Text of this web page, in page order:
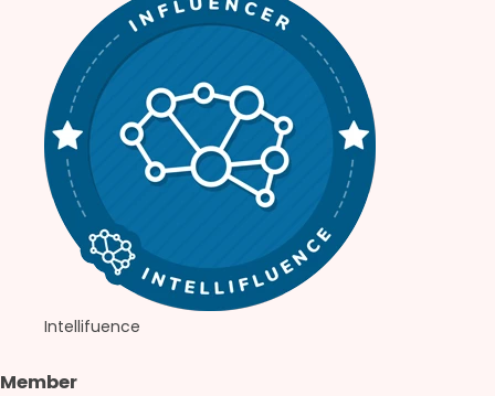
Intellifuence
Member